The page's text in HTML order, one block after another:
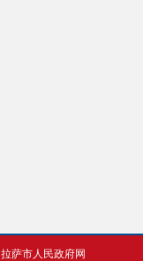
拉萨市人民政府网